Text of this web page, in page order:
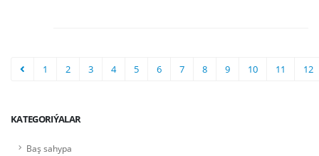
1 2 3 4 5 6 7 8 9 10 11 12
KATEGORIÝALAR
Baş sahypa